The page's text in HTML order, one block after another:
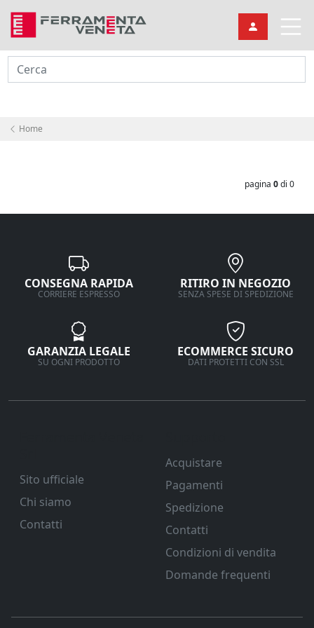
Cerca
Home
pagina 0di 0
CONSEGNA RAPIDA
CORRIERE ESPRESSO
RITIRO IN NEGOZIO
SENZA SPESE DI SPEDIZIONE
GARANZIA LEGALE
SU OGNI PRODOTTO
ECOMMERCE SICURO
DATI PROTETTI CON SSL
Sito ufficiale
Chi siamo
Contatti
Acquistare
Pagamenti
Spedizione
Contatti
Condizioni di vendita
Domande frequenti